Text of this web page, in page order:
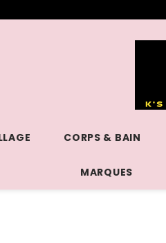
CORPS & BAIN
MARQUES